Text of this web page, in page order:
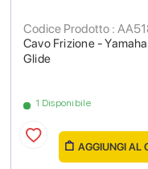
Cavo Frizione -
Glide
Codice Prodotto :
1 Disponibile
AGGIUNGI AL